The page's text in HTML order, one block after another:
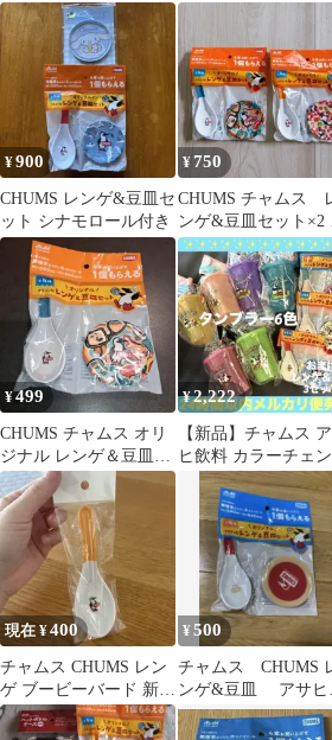
皿セット 2種セット
¥900
CHUMS レンゲ&豆皿セ
ット シナモロール付き
¥ 750
CHUMS チャムス
ンゲ&豆皿セット×2
ラミン製
¥499
CHUMS チャムス オリ
ジナル レンゲ＆豆皿セ
ット 未開封
¥2,222
【新品】チャムス
ヒ飲料 カラーチェン
タンブラー おまけ付
現在 ¥400
チャムス CHUMS レン
ゲ ブービーバード 新品
スープスプーン
¥500
チャムス CHUMS
ンゲ&豆皿 アサ
ASAHI